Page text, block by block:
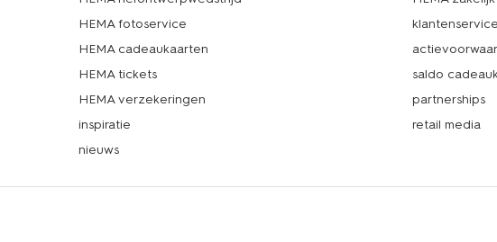
HEMA fotoservice
HEMA cadeaukaarten
HEMA tickets
HEMA verzekeringen
inspiratie
nieuws
klantenservice
saldo
partnerships
retail media